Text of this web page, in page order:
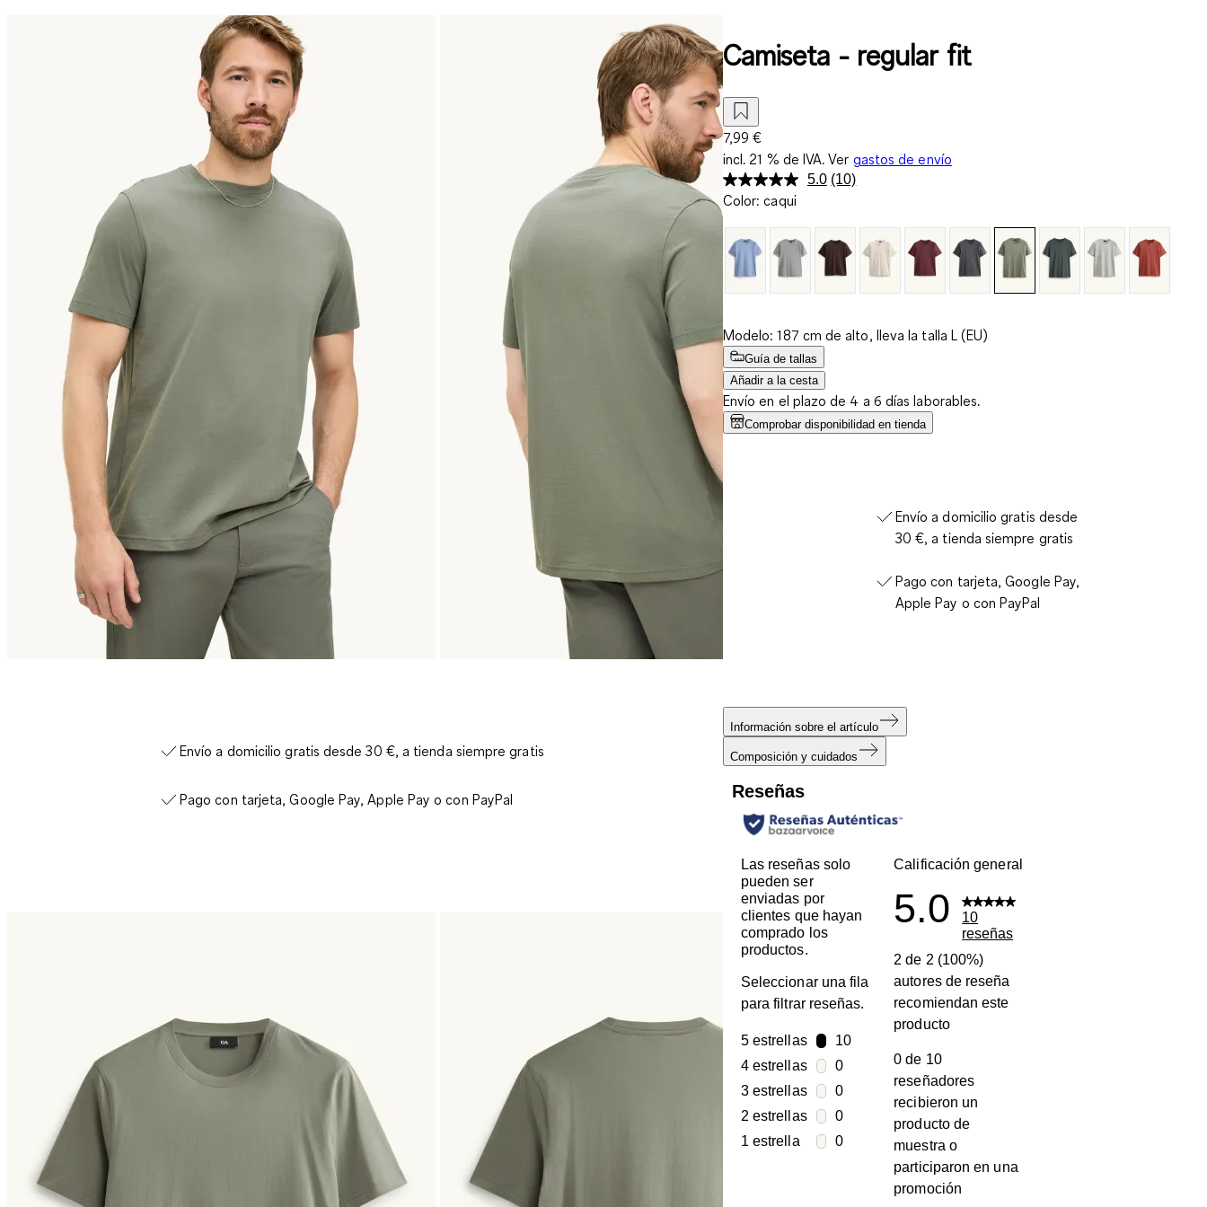
Envío a domicilio gratis desde 30 €, a tienda siempre gratis
Pago con tarjeta, Google Pay, Apple Pay o con PayPal
Camiseta - regular fit
7,99 €
incl. 21 % de IVA. Ver gastos de envío
5.0 Lea
Enlace
en
misma
(10)
Color: caqui
Modelo: 187 cm de alto, lleva la talla L (EU)
Guía de tallas
Añadir a la cesta
Envío en el plazo de 4 a 6 días laborables.
Comprobar disponibilidad en tienda
Envío a domicilio gratis desde
30 €, a tienda siempre gratis
Pago con tarjeta, Google Pay,
Apple Pay o con PayPal
Información sobre el artículo
Composición y cuidados
Reseñas
Las reseñas solo
pueden ser
enviadas por
clientes que hayan
comprado los
productos.
Seleccionar una fila
para filtrar reseñas.
5 estrellasestrellas
10
10 reseñas con 5 estrellas.
4 estrellasestrellas
0
0 reseñas con 4 estrellas.
3 estrellasestrellas
0
0 reseñas con 3 estrellas.
2 estrellasestrellas
0
0 reseñas con 2 estrellas.
1 estrellaestrellas
0
0 reseñas con 1 estrella.
Calificación general
5.0
10
reseñas
2 de 2 (100%)
autores de reseña
recomiendan este
producto
0 de 10
reseñadores
recibieron un
producto de
muestra o
participaron en una
promoción